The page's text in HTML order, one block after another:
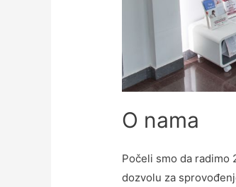
O nama
Počeli smo da radimo
dozvolu za